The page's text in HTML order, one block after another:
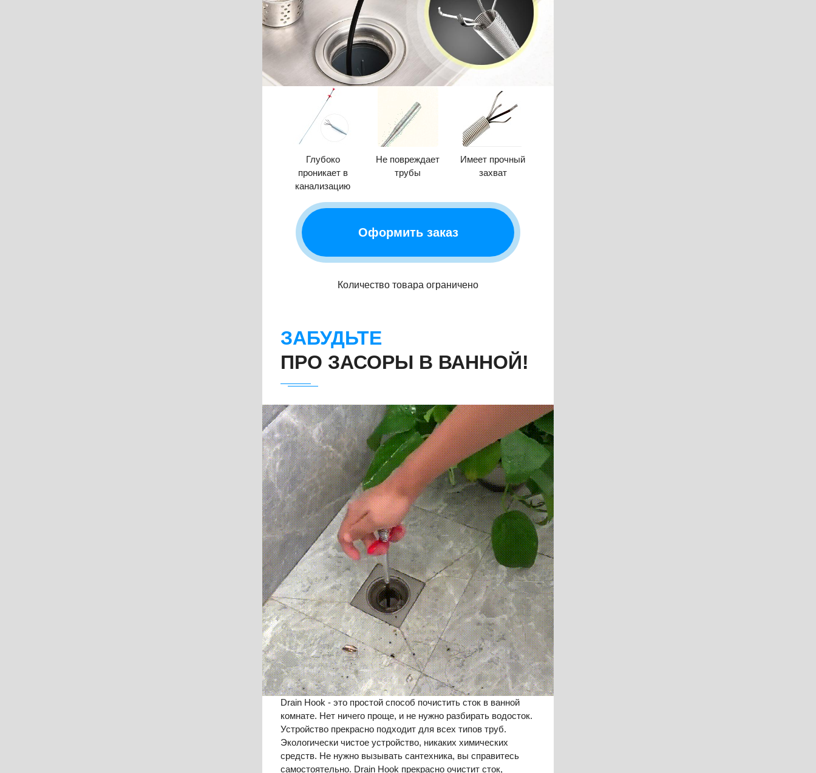
Глубоко
проникает в
канализацию
Не повреждает
трубы
Имеет прочный
захват
Оформить заказ
Количество товара ограничено
ЗАБУДЬТЕ
ПРО ЗАСОРЫ В ВАННОЙ!
Drain Hook - это простой способ почистить сток в ванной
комнате. Нет ничего проще, и не нужно разбирать водосток.
Устройство прекрасно подходит для всех типов труб.
Экологически чистое устройство, никаких химических
средств. Не нужно вызывать сантехника, вы справитесь
самостоятельно. Drain Hook прекрасно очистит сток,